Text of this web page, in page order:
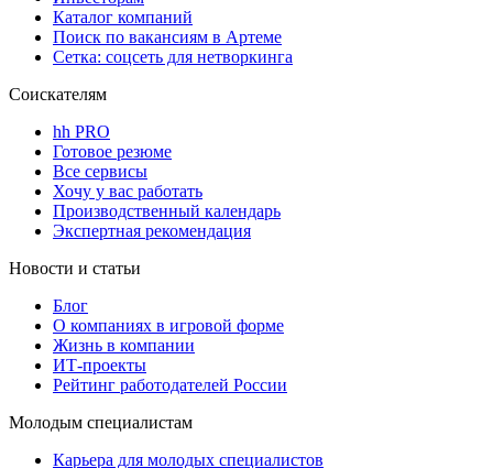
Каталог компаний
Поиск по вакансиям в Артеме
Сетка: соцсеть для нетворкинга
Соискателям
hh PRO
Готовое резюме
Все сервисы
Хочу у вас работать
Производственный календарь
Экспертная рекомендация
Новости и статьи
Блог
О компаниях в игровой форме
Жизнь в компании
ИТ-проекты
Рейтинг работодателей России
Молодым специалистам
Карьера для молодых специалистов